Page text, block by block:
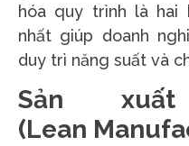
hóa quy trình là hai
nhất giúp doanh
duy trì năng suất và
Sản
(Lean